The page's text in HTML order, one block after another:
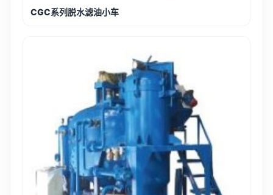
CGC系列脱水滤油小车